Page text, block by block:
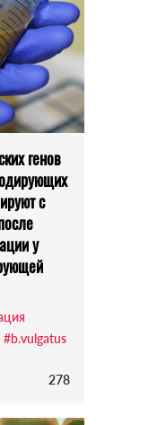
генов
с
у
#b.vulgatus
278